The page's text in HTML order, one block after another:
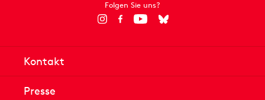
Folgen Sie uns?
Kontakt
Presse